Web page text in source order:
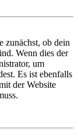
zunächst, ob dein
Wenn dies der
um
Es ist ebenfalls
der Website